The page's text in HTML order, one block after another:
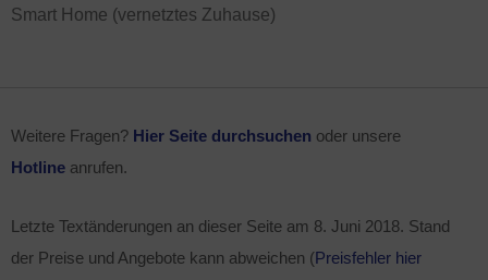
Smart Home (vernetztes Zuhause)
Weitere Fragen? Hier Seite durchsuchen oder unsere
Hotline anrufen.
Letzte Textänderungen an dieser Seite am 8. Juni 2018. Stand
der Preise und Angebote kann abweichen (Preisfehler hier